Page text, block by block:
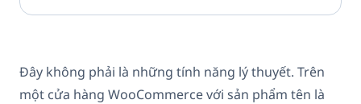
Đây không phải là những tính năng lý thuyết. Trên
một cửa hàng WooCommerce với sản phẩm tên là